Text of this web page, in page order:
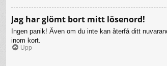
Jag har glömt bort mitt lösenord!
Ingen panik! Även om du inte kan återfå ditt
inom kort.
Upp